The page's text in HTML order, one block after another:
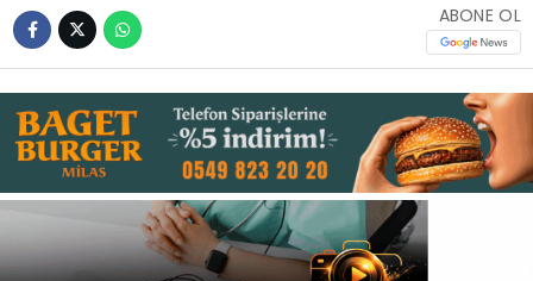
Instagram
Youtube
ABONE OL